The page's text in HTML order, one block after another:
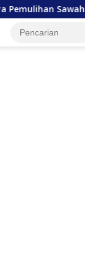
Bencana di Aceh